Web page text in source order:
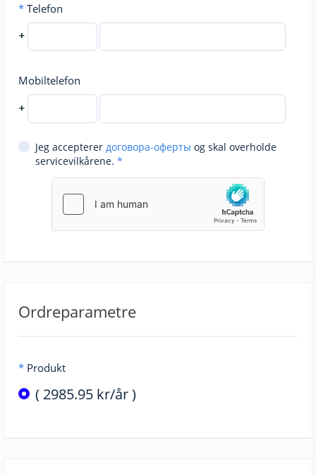
* Telefon
+
Mobiltelefon
+
Jeg accepterer договора-оферты og skal overholde
servicevilkårene. *
Ordreparametre
* Produkt
( 2985.95 kr/år )